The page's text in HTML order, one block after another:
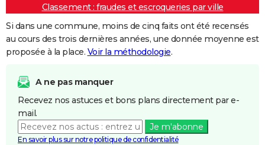
Classement : fraudes et escroqueries par ville
Si dans une commune, moins de cinq faits ont été recensés
au cours des trois dernières années, une donnée moyenne est
proposée à la place. Voir la méthodologie.
A ne pas manquer
Recevez nos astuces et bons plans directement par e-
mail.
Je m'abonne
En savoir plus sur notre politique de confidentialité